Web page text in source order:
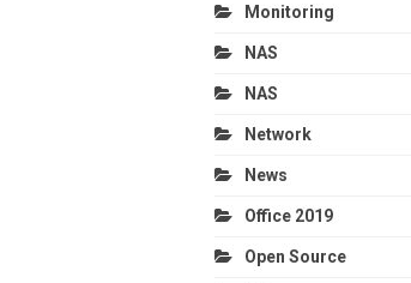
Monitoring
NAS
NAS
Network
News
Office 2019
Open Source